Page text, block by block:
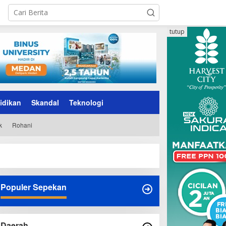
Skandal Teknologi
Rohani
tutup
Populer Sepekan